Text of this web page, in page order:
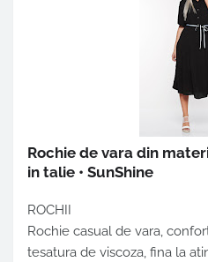
Rochie de vara din
in talie • SunShine
ROCHII
Rochie casual de vara,
tesatura de viscoza, fina la